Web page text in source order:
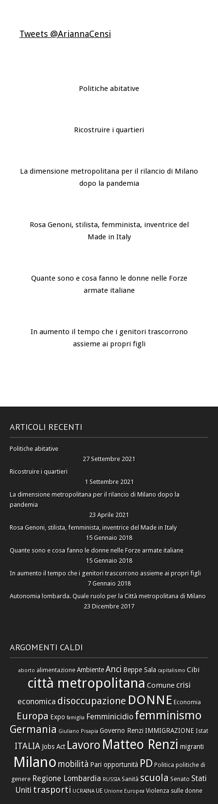
Tweets @AriannaCensi
Politiche abitative
Ricostruire i quartieri
La dimensione metropolitana per il rilancio di Milano
dopo la pandemia
Rosa Genoni, stilista, femminista, inventrice del
Made in Italy
Quante sono e cosa fanno le donne nelle Forze
armate italiane
In aumento il tempo che i genitori trascorrono
assieme ai propri figli
ARTICOLI RECENTI
Politiche abitative
27 Settembre 2021
Ricostruire i quartieri
1 Settembre 2021
La dimensione metropolitana per il rilancio di Milano dopo la
pandemia
23 Aprile 2021
Rosa Genoni, stilista, femminista, inventrice del Made in Italy
15 Gennaio 2018
Quante sono e cosa fanno le donne nelle Forze armate italiane
15 Gennaio 2018
In aumento il tempo che i genitori trascorrono assieme ai propri figli
7 Gennaio 2018
Autonomia lombarda. Quale ruolo per la Città metropolitana di Milano
23 Dicembre 2017
ARGOMENTI CALDI
aborto alimentazione AmbienteAnci Beppe Sala capitalismo Cibi
città metropolitana Comune crisi
economica disoccupazione DONNE Economia
Europa Expo famiglia Femminicidio femminismo
Germania Giuliano Pisapia Governo RenziIMMIGRAZIONE Istat
ITALIA Jobs Act Lavoro Matteo Renzi migranti
Milano mobilità Pari opportunità PD Politica politiche di
genere Regione Lombardia RUSSIA Sanità scuola Senato Stati
Uniti trasporti UCRAINA UE Unione Europea Violenza sulle donne